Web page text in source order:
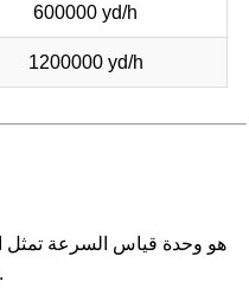
600000 yd/h
1200000 yd/h
يقطعها قدم واحد في ثانية واحدة.